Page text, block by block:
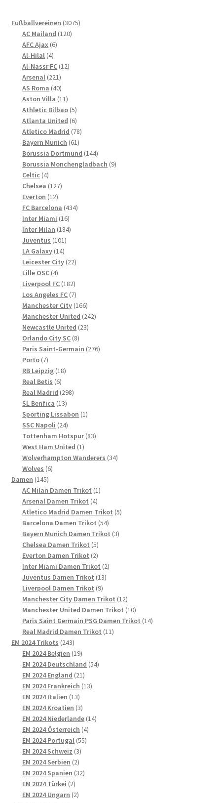
Fußballvereinen 30753075
AC Mailand 120120
AFC Ajax 66
Al-Hilal 44
Produkte
Al-Nassr FC 1212
Arsenal 221221
Produkte
AS Roma 4040
Produkte
Aston Villa 1111
Produkte
Athletic Bilbao 55
Produkte
Atlanta United 66
Produkte
Atletico Madrid 7878
Bayern Munich 6161
Produkte
Borussia Dortmund 144144
Produkte
Borussia Monchengladbach 99
Celtic 44
Produkte
Chelsea 127127
Everton 1212
Produkte
FC Barcelona 434434
Inter Miami 1616
Produkte
Inter Milan 184184
Juventus 101101
LA Galaxy 1414
Produkte
Leicester City 2222
Lille OSC 44
Produkte
Liverpool FC 182182
Produkte
Los Angeles FC 77
Produkte
Manchester City 166166
Produkte
Manchester United 242242
Newcastle United 2323
Orlando City SC 88
Produkte
Paris Saint-Germain 276276
Porto 77
Produkte
RB Leipzig 1818
Real Betis 66
Produkte
Real Madrid 298298
SL Benfica 1313
Produkte
Sporting Lissabon 11
SSC Napoli 2424
Produkte
Tottenham Hotspur 8383
West Ham United 11
Produkt
Wolverhampton Wanderers 3434
Wolves 66
Damen 145145
Produkte
AC Milan Damen Trikot 11
Arsenal Damen Trikot 44
Produkte
Atletico Madrid Damen Trikot 55
Barcelona Damen Trikot 5454
Produkte
Bayern Munich Damen Trikot 33
Chelsea Damen Trikot 55
Produkte
Everton Damen Trikot 22
Produkte
Inter Miami Damen Trikot 22
Juventus Damen Trikot 1313
Liverpool Damen Trikot 99
Produkte
Manchester City Damen Trikot 1212
Produkte
Manchester United Damen Trikot 1010
Produkte
Paris Saint Germain PSG Damen Trikot 1414
Real Madrid Damen Trikot 1111
EM 2024 Trikots 243243
Produkte
EM 2024 Belgien 1919
Produkte
EM 2024 Deutschland 5454
EM 2024 England 2121
Produkte
EM 2024 Frankreich 1313
EM 2024 Italien 1313
Produkte
EM 2024 Kroatien 33
Produkte
EM 2024 Niederlande 1414
EM 2024 Österreich 44
EM 2024 Portugal 5555
EM 2024 Schweiz 33
EM 2024 Serbien 22
Produkte
EM 2024 Spanien 3232
EM 2024 Türkei 22
Produkte
EM 2024 Ungarn 22